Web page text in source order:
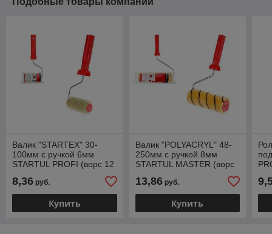
Валик "STARTEX" 30-
100мм с ручкой 6мм
STARTUL PROFI (ворс 12
фасадов, полиакрил
нитяной
8,36 руб.
Купить
Валик "POLYACRYL" 48-
250мм с ручкой 8мм
STARTUL MASTER (ворс
фасадов, полиакрил)
13,86руб.
Купить